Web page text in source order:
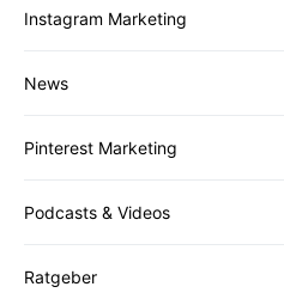
Instagram Marketing
News
Pinterest Marketing
Podcasts & Videos
Ratgeber